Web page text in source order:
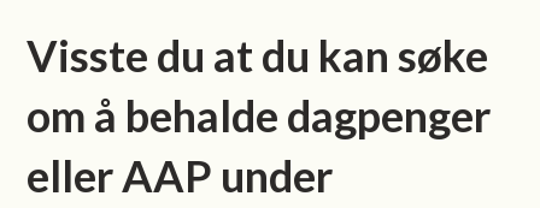
Visste du at du kan søke
om å behalde dagpenger
eller AAP under